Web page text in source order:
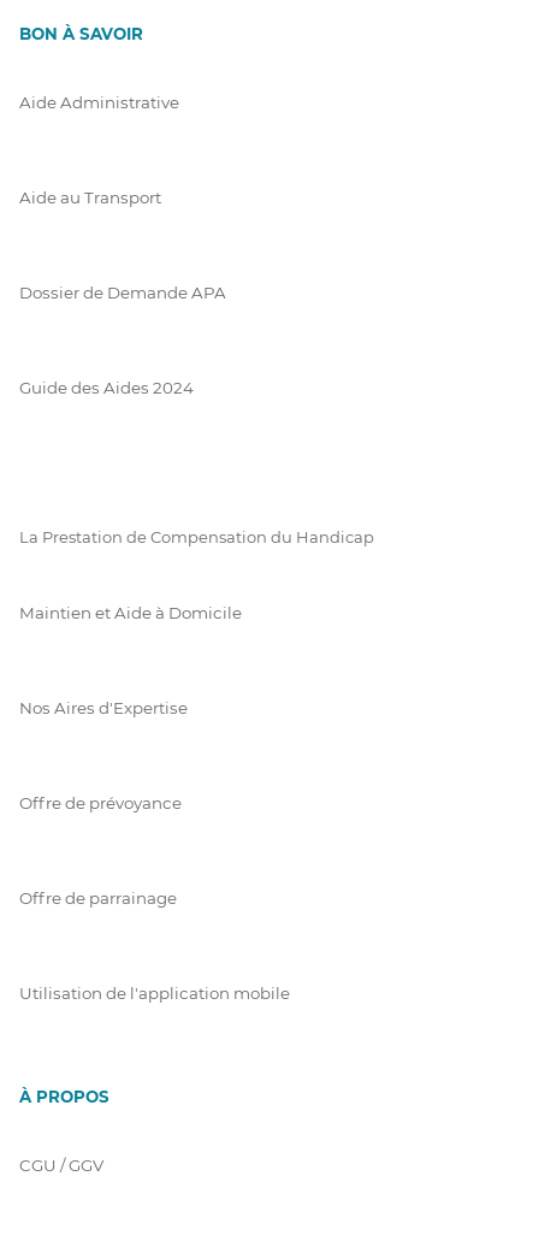
BON À SAVOIR
Aide Administrative
Aide au Transport
Dossier de Demande APA
Guide des Aides 2024
La Prestation de Compensation du Handicap
Maintien et Aide à Domicile
Nos Aires d'Expertise
Offre de prévoyance
Offre de parrainage
Utilisation de l'application mobile
À PROPOS
CGU / GGV